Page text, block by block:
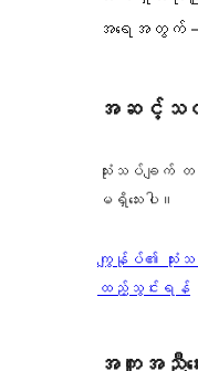
အရေအတွက်
အဆင့်သတ်
သုံးသပ်ချက် တ
မရှိသေးပါ။
ကျွန်ုပ်၏ သုံး
ထည့်သွင်းရန်
အကူအညီပေး